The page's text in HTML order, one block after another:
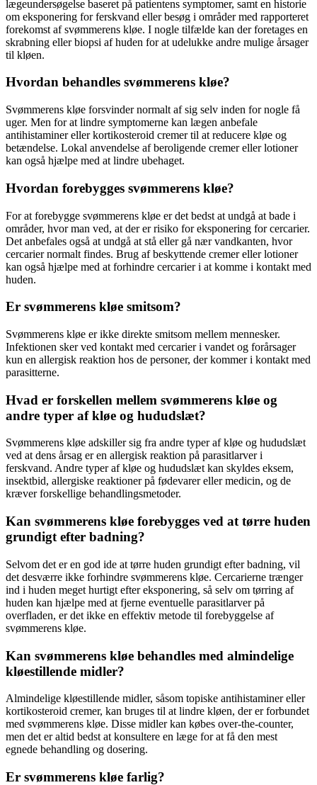
lægeundersøgelse baseret på patientens symptomer, samt en historie
om eksponering for ferskvand eller besøg i områder med rapporteret
forekomst af svømmerens kløe. I nogle tilfælde kan der foretages en
skrabning eller biopsi af huden for at udelukke andre mulige årsager
til kløen.
Hvordan behandles svømmerens kløe?
Svømmerens kløe forsvinder normalt af sig selv inden for nogle få
uger. Men for at lindre symptomerne kan lægen anbefale
antihistaminer eller kortikosteroid cremer til at reducere kløe og
betændelse. Lokal anvendelse af beroligende cremer eller lotioner
kan også hjælpe med at lindre ubehaget.
Hvordan forebygges svømmerens kløe?
For at forebygge svømmerens kløe er det bedst at undgå at bade i
områder, hvor man ved, at der er risiko for eksponering for cercarier.
Det anbefales også at undgå at stå eller gå nær vandkanten, hvor
cercarier normalt findes. Brug af beskyttende cremer eller lotioner
kan også hjælpe med at forhindre cercarier i at komme i kontakt med
huden.
Er svømmerens kløe smitsom?
Svømmerens kløe er ikke direkte smitsom mellem mennesker.
Infektionen sker ved kontakt med cercarier i vandet og forårsager
kun en allergisk reaktion hos de personer, der kommer i kontakt med
parasitterne.
Hvad er forskellen mellem svømmerens kløe og
andre typer af kløe og hududslæt?
Svømmerens kløe adskiller sig fra andre typer af kløe og hududslæt
ved at dens årsag er en allergisk reaktion på parasitlarver i
ferskvand. Andre typer af kløe og hududslæt kan skyldes eksem,
insektbid, allergiske reaktioner på fødevarer eller medicin, og de
kræver forskellige behandlingsmetoder.
Kan svømmerens kløe forebygges ved at tørre huden
grundigt efter badning?
Selvom det er en god ide at tørre huden grundigt efter badning, vil
det desværre ikke forhindre svømmerens kløe. Cercarierne trænger
ind i huden meget hurtigt efter eksponering, så selv om tørring af
huden kan hjælpe med at fjerne eventuelle parasitlarver på
overfladen, er det ikke en effektiv metode til forebyggelse af
svømmerens kløe.
Kan svømmerens kløe behandles med almindelige
kløestillende midler?
Almindelige kløestillende midler, såsom topiske antihistaminer eller
kortikosteroid cremer, kan bruges til at lindre kløen, der er forbundet
med svømmerens kløe. Disse midler kan købes over-the-counter,
men det er altid bedst at konsultere en læge for at få den mest
egnede behandling og dosering.
Er svømmerens kløe farlig?